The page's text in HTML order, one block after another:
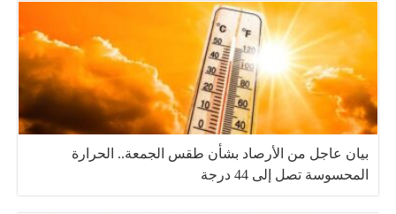
بيان عاجل من الأرصاد بشأن طقس الجمعة.. الحرارة
المحسوسة تصل إلى 44 درجة